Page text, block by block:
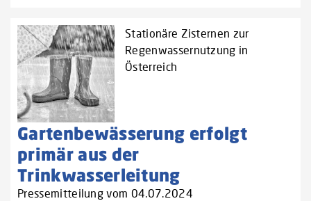
Stationäre Zisternen zur
Regenwassernutzung in
Österreich
Gartenbewässerung erfolgt
primär aus der
Trinkwasserleitung
Pressemitteilung vom 04.07.2024